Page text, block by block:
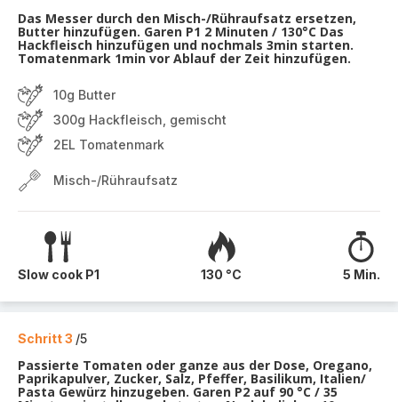
Das Messer durch den Misch-/Rühraufsatz ersetzen,
Butter hinzufügen. Garen P1 2 Minuten / 130°C Das
Hackfleisch hinzufügen und nochmals 3min starten.
Tomatenmark 1min vor Ablauf der Zeit hinzufügen.
10g Butter
300g Hackfleisch, gemischt
2EL Tomatenmark
Misch-/Rühraufsatz
Slow cook P1 130 °C 5 Min.
Schritt 3 /5
Passierte Tomaten oder ganze aus der Dose, Oregano,
Paprikapulver, Zucker, Salz, Pfeffer, Basilikum, Italien/
Pasta Gewürz hinzugeben. Garen P2 auf 90 °C / 35